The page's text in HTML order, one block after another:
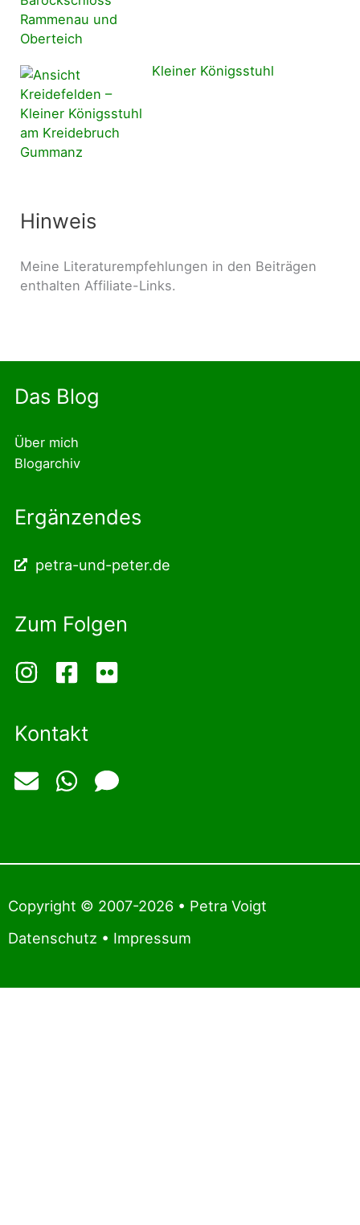
Kleiner Königsstuhl
Hinweis
Meine Literaturempfehlungen in den Beiträgen
enthalten Affiliate-Links.
Das Blog
Über mich
Blogarchiv
Ergänzendes
petra-und-peter.de
Zum Folgen
Kontakt
Copyright © 2007-2026 • Petra Voigt
Datenschutz • Impressum